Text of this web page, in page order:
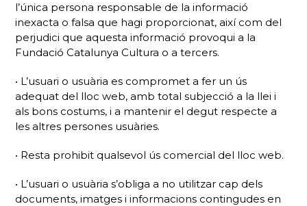
l’única persona responsable de la informació
inexacta o falsa que hagi proporcionat, així com del
perjudici que aquesta informació provoqui a la
Fundació Catalunya Cultura o a tercers.
• L’usuari o usuària es compromet a fer un ús
adequat del lloc web, amb total subjecció a la llei i
als bons costums, i a mantenir el degut respecte a
les altres persones usuàries.
• Resta prohibit qualsevol ús comercial del lloc web.
• L’usuari o usuària s’obliga a no utilitzar cap dels
documents, imatges i informacions contingudes en